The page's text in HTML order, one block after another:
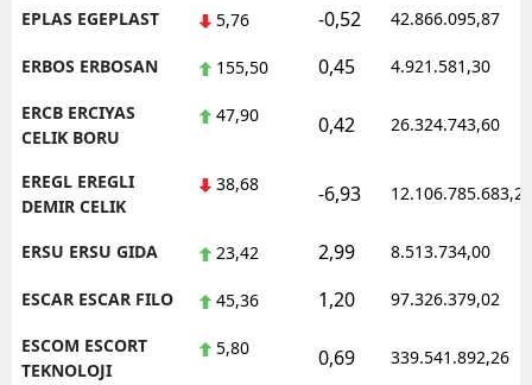
EPLAS EGEPLAST 5,76 -0,52 42.866.095,87
ERBOS ERBOSAN 155,50 0,45 4.921.581,30
ERCB ERCIYAS
CELIK BORU
47,90 0,42 26.324.743,60
EREGL EREGLI
DEMIR CELIK
38,68 -6,93 12.106.785.683,20
ERSU ERSU GIDA 23,42 2,99 8.513.734,00
ESCAR ESCAR FILO 45,36 1,20 97.326.379,02
ESCOM ESCORT
TEKNOLOJI
5,80 0,69 339.541.892,26